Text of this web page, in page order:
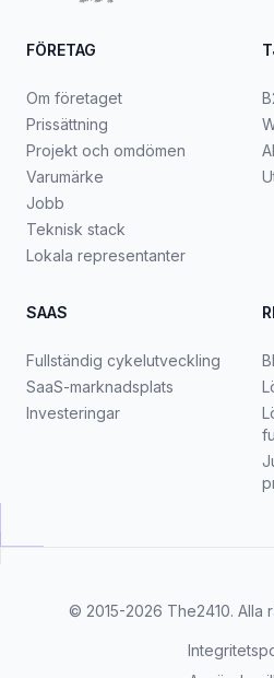
FÖRETAG
Om företaget
Prissättning
Projekt och omdömen
Varumärke
Jobb
Teknisk stack
Lokala representanter
SAAS
Fullständig cykelutveckling
SaaS-marknadsplats
Investeringar
© 2015-2026 The2410. Alla